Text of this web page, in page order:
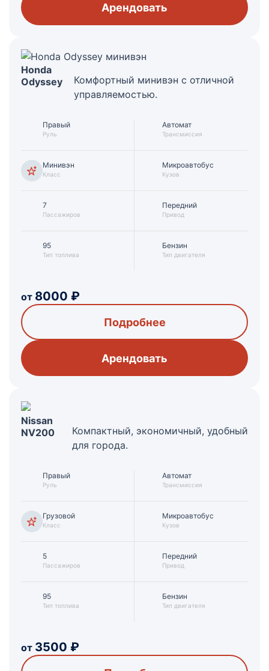
Арендовать
Honda
Odyssey
Комфортный минивэн с отличной
управляемостью.
Правый
Руль
Минивэн
Класс
Автомат
Трансмиссия
Микроавтобус
Кузов
7
Пассажиров
95
Тип топлива
Передний
Привод
Бензин
Тип двигателя
от 8000 ₽
Подробнее
Арендовать
Nissan
NV200
Компактный, экономичный, удобный
для города.
Правый
Руль
Грузовой
Класс
Автомат
Трансмиссия
Микроавтобус
Кузов
5
Пассажиров
95
Тип топлива
Передний
Привод
Бензин
Тип двигателя
от 3500 ₽